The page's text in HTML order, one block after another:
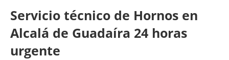
Servicio técnico de Hornos en
Alcalá de Guadaíra 24 horas
urgente